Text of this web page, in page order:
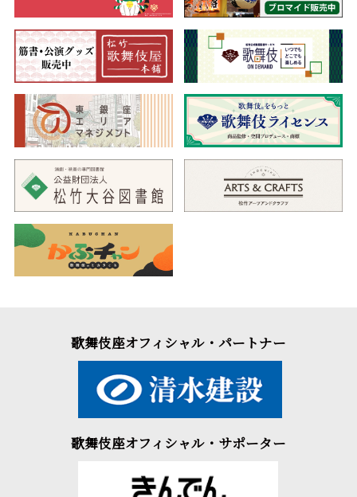
歌舞伎座オフィシャル・パートナー
歌舞伎座オフィシャル・サポーター